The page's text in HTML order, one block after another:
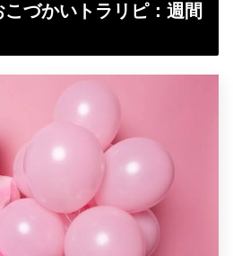
づかいトラリピ：週間